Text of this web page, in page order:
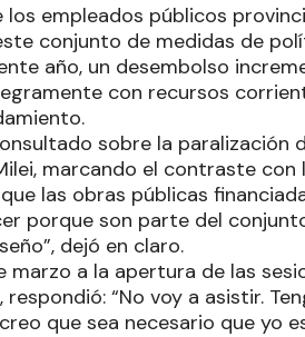
empleados públicos
conjunto de medidas de
año, un desembolso
con recursos
sobre la paralización
marcando el contraste con
las obras públicas
porque son parte del
dejó en claro.
a la apertura de las
“No voy a asistir.
que sea necesario que yo